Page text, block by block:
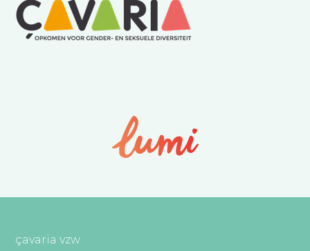
çavaria vzw